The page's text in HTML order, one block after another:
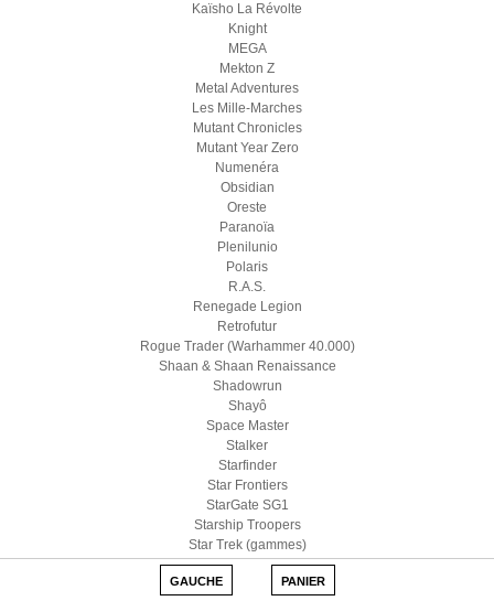
Kaïsho La Révolte
Knight
MEGA
Mekton Z
Metal Adventures
Les Mille-Marches
Mutant Chronicles
Mutant Year Zero
Numenéra
Obsidian
Oreste
Paranoïa
Plenilunio
Polaris
R.A.S.
Renegade Legion
Retrofutur
Rogue Trader (Warhammer 40.000)
Shaan & Shaan Renaissance
Shadowrun
Shayô
Space Master
Stalker
Starfinder
Star Frontiers
StarGate SG1
Starship Troopers
Star Trek (gammes)
Star Wars D6
Star Wars (Edge)
GAUCHE PANIER